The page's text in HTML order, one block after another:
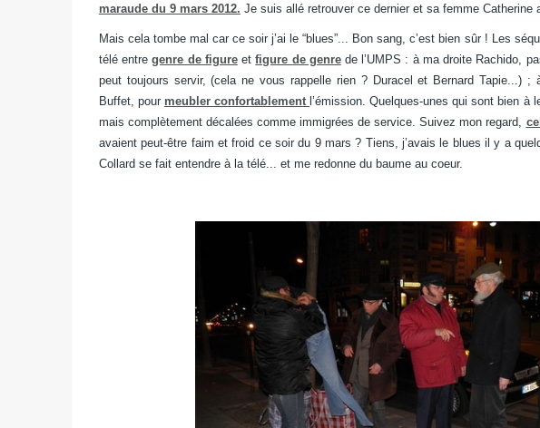
maraude du 9 mars 2012. Je suis allé retrouver ce dernier et sa femme Catherine
Mais cela tombe mal car ce soir j’ai le “blues”... Bon sang, c’est bien sûr ! Les
téléentregenre de figureetfigure de genrede l’UMPS : à ma droite Rachido,
peut toujours servir,(cela ne vous rappelle rien ? Duracel et Bernard Tapie...) ;
Buffet, pour meubler confortablementl’émission.Quelques-unes qui sont bien à
mais complètement décalées comme immigrées de service.Suivez mon regard,
avaient peut-être faim et froid ce soir du 9 mars ? Tiens, j’avais le blues il y a
Collard se fait entendre à la télé... et me redonne du baume au coeur.